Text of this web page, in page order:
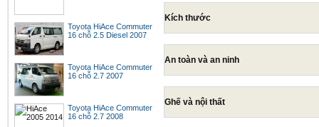
Toyota HiAce Commuter
16 chỗ 2.5 Diesel 2007
Toyota HiAce Commuter
16 chỗ 2.7 2007
Toyota HiAce Commuter
16 chỗ 2.7 2008
Kích thước
An toàn và an ninh
Ghế và nội thất